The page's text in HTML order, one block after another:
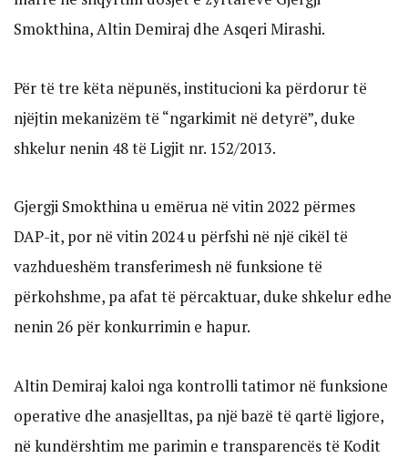
Smokthina, Altin Demiraj dhe Asqeri Mirashi.
Për të tre këta nëpunës, institucioni ka përdorur të
njëjtin mekanizëm të “ngarkimit në detyrë”, duke
shkelur nenin 48 të Ligjit nr. 152/2013.
Gjergji Smokthina u emërua në vitin 2022 përmes
DAP-it, por në vitin 2024 u përfshi në një cikël të
vazhdueshëm transferimesh në funksione të
përkohshme, pa afat të përcaktuar, duke shkelur edhe
nenin 26 për konkurrimin e hapur.
Altin Demiraj kaloi nga kontrolli tatimor në funksione
operative dhe anasjelltas, pa një bazë të qartë ligjore,
në kundërshtim me parimin e transparencës të Kodit